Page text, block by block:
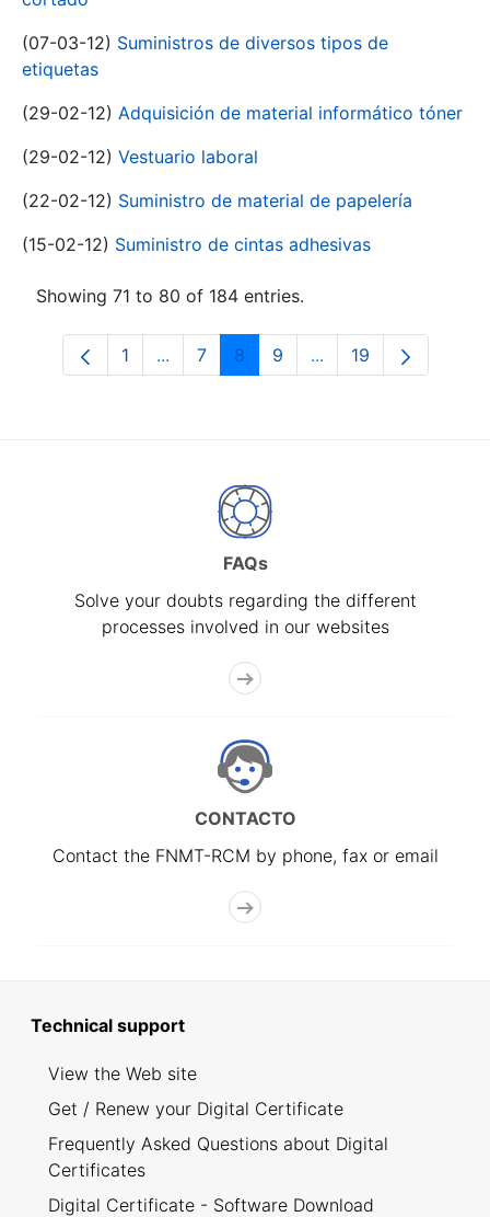
(07-03-12) Suministros de diversos tipos de
etiquetas
(29-02-12) Adquisición de material informático tóner
(29-02-12) Vestuario laboral
(22-02-12) Suministro de material de papelería
(15-02-12) Suministro de cintas adhesivas
Showing 71 to 80 of 184 entries.
Page
1 ...Intermediate Pages Use TAB to
Page
7 Page
8 Page
9 ...Intermediate Pages
Page
19
FAQs
Solve your doubts regarding the different
processes involved in our websites
CONTACTO
Contact the FNMT-RCM by phone, fax or email
Technical support
View the Web site
Get / Renew your Digital Certificate
Frequently Asked Questions about Digital
Certificates
Digital Certificate - Software Download